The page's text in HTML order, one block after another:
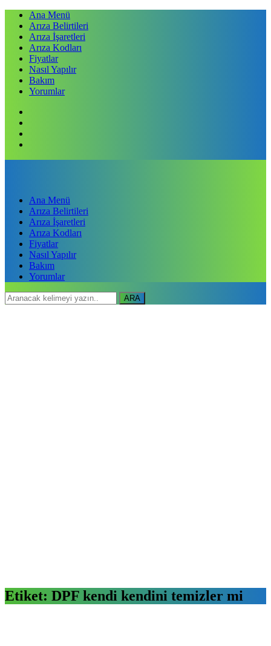
Ana Menü
Arıza Belirtileri
Arıza İşaretleri
Arıza Kodları
Fiyatlar
Nasıl Yapılır
Bakım
Yorumlar
Ana Menü
Arıza Belirtileri
Arıza İşaretleri
Arıza Kodları
Fiyatlar
Nasıl Yapılır
Bakım
Yorumlar
ARA
Etiket: DPF kendi kendini temizler mi